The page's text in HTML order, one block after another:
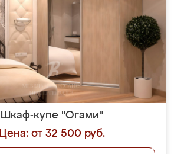
Шкаф-купе "Огами"
Цена: от 32 500 руб.